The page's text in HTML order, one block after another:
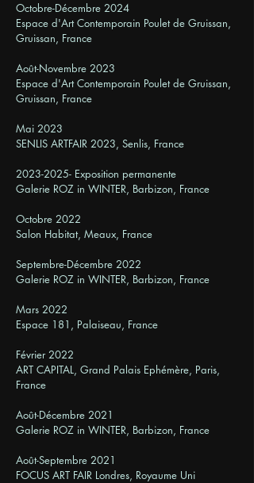
Octobre-Décembre 2024
Espace d'Art Contemporain Poulet de Gruissan,
Gruissan, France
Août-Novembre 2023
Espace d'Art Contemporain Poulet de Gruissan,
Gruissan, France
Mai 2023
SENLIS ARTFAIR 2023, Senlis, France
2023-2025- Exposition permanente
Galerie ROZ in WINTER, Barbizon, France
Octobre 2022
Salon Habitat, Meaux, France
Septembre-Décembre 2022
Galerie ROZ in WINTER, Barbizon, France
Mars 2022
Espace 181, Palaiseau, France
Février 2022
ART CAPITAL, Grand Palais Ephémère, Paris,
France
Août-Décembre 2021
Galerie ROZ in WINTER, Barbizon, France
Août-Septembre 2021
FOCUS ART FAIR Londres, Royaume Uni